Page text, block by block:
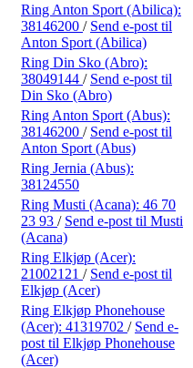
Ring Anton Sport (Abilica):
38146200 / Send e-post til
Anton Sport (Abilica)
Ring Din Sko (Abro):
38049144 / Send e-post til
Din Sko (Abro)
Ring Anton Sport (Abus):
38146200 / Send e-post til
Anton Sport (Abus)
Ring Jernia (Abus):
38124550
Ring Musti (Acana): 46 70
23 93 / Send e-post til Musti
(Acana)
Ring Elkjøp (Acer):
21002121 / Send e-post til
Elkjøp (Acer)
Ring Elkjøp Phonehouse
(Acer): 41319702 / Send e-
post til Elkjøp Phonehouse
(Acer)